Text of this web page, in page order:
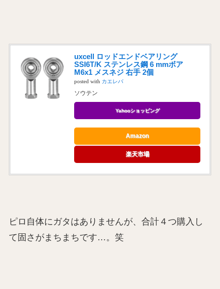
uxcell ロッドエンドベアリング
SSI6T/K ステンレス鋼 6 mmボア
M6x1 メスネジ 右手 2個
posted with カエレバ
ソウテン
Yahooショッピング
Amazon
楽天市場
ピロ自体にガタはありませんが、合計４つ購入し
て固さがまちまちです…。笑